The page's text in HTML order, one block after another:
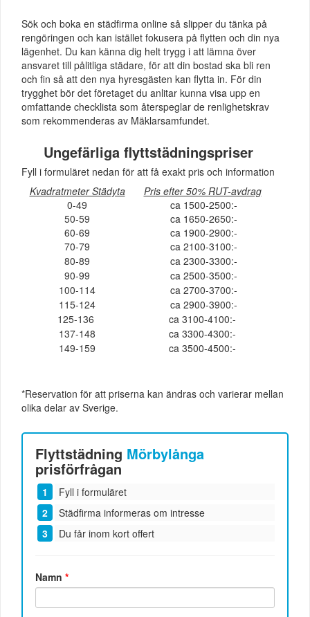
Sök och boka en städfirma online så slipper du tänka på
rengöringen och kan istället fokusera på flytten och din nya
lägenhet. Du kan känna dig helt trygg i att lämna över
ansvaret till pålitliga städare, för att din bostad ska bli ren
och fin så att den nya hyresgästen kan flytta in. För din
trygghet bör det företaget du anlitar kunna visa upp en
omfattande checklista som återspeglar de renlighetskrav
som rekommenderas av Mäklarsamfundet.
Ungefärliga flyttstädningspriser
Fyll i formuläret nedan för att få exakt pris och information
Kvadratmeter Städyta
Pris efter 50% RUT-avdrag
0-49
ca 1500-2500:-
50-59
ca 1650-2650:-
60-69
ca 1900-2900:-
70-79
ca 2100-3100:-
80-89
ca 2300-3300:-
90-99
ca 2500-3500:-
100-114
ca 2700-3700:-
115-124
ca 2900-3900:-
125-136
ca 3100-4100:-
137-148
ca 3300-4300:-
149-159
ca 3500-4500:-
*Reservation för att priserna kan ändras och varierar mellan
olika delar av Sverige.
Flyttstädning Mörbylånga
prisförfrågan
Fyll i formuläret
Städfirma informeras om intresse
Du får inom kort offert
Namn*